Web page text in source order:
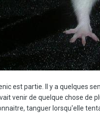
est partie. Il y a quelques
venir de quelque chose de
tanguer lorsqu'elle